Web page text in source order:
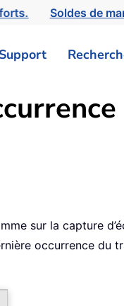
Soldes de
Support
sur la capture
occurrence du